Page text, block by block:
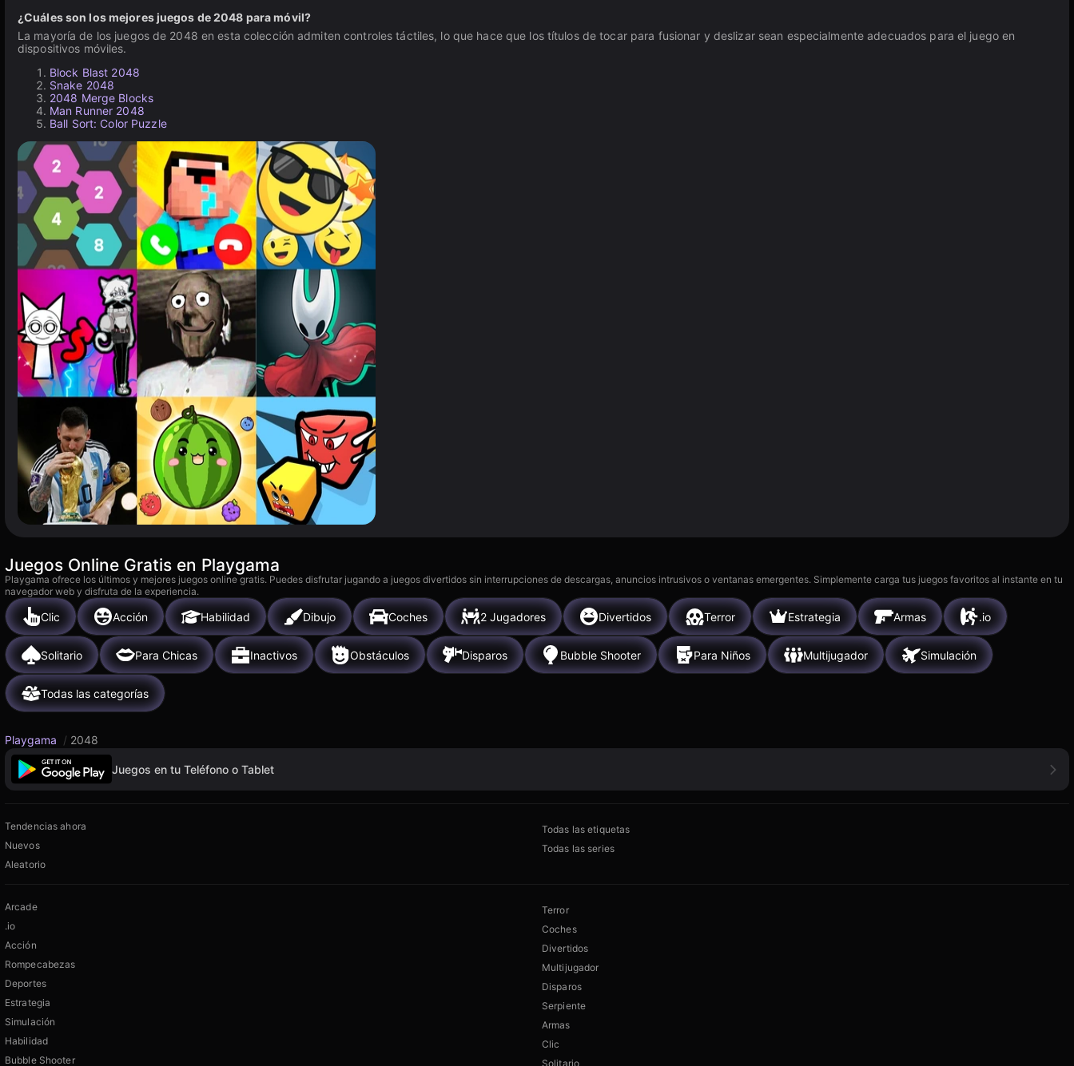
¿Cuáles son los mejores juegos de 2048 para móvil?
La mayoría de los juegos de 2048 en esta colección admiten controles táctiles, lo que hace que los títulos de tocar para fusionar y deslizar sean especialmente adecuados para el juego en
dispositivos móviles.
Block Blast 2048
Snake 2048
2048 Merge Blocks
Man Runner 2048
Ball Sort: Color Puzzle
Juegos Online Gratis en Playgama
Playgama ofrece los últimos y mejores juegos online gratis. Puedes disfrutar jugando a juegos divertidos sin interrupciones de descargas, anuncios intrusivos o ventanas emergentes. Simplemente carga tus juegos favoritos al instante en tu
navegador web y disfruta de la experiencia.
Clic Acción Habilidad Dibujo Coches 2 Jugadores Divertidos Terror Estrategia Armas .io
Solitario Para Chicas Inactivos Obstáculos Disparos Bubble Shooter Para Niños Multijugador Simulación
Todas las categorías
Playgama / 2048
Juegos en tu Teléfono o Tablet
Tendencias ahora
Nuevos
Aleatorio
Todas las etiquetas
Todas las series
Arcade
.io
Acción
Rompecabezas
Deportes
Estrategia
Simulación
Habilidad
Bubble Shooter
Terror
Coches
Divertidos
Multijugador
Disparos
Serpiente
Armas
Clic
Solitario